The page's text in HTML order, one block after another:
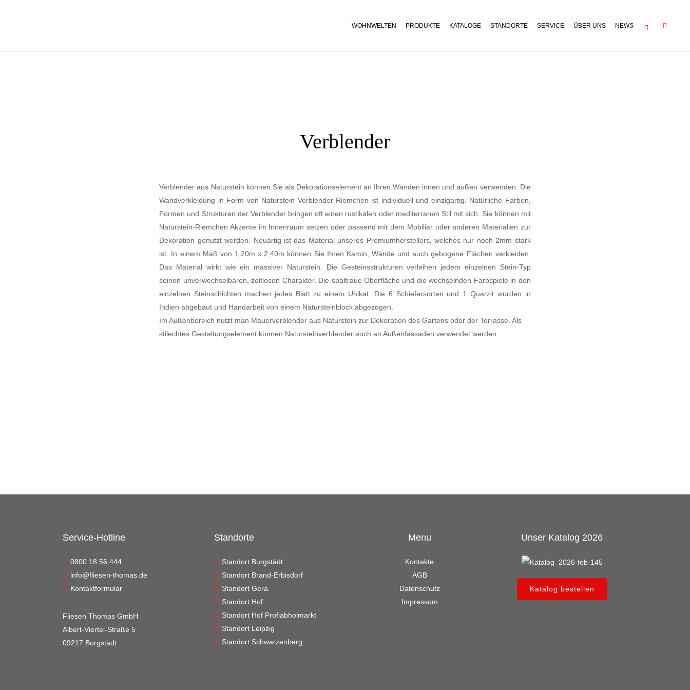
WOHNWELTEN PRODUKTE KATALOGE STANDORTE SERVICE ÜBER UNS NEWS
Verblender
Verblender aus Naturstein können Sie als Dekorationselement an Ihren Wänden innen und außen verwenden. Die
Wandverkleidung in Form von Naturstein Verblender Riemchen ist individuell und einzigartig. Natürliche Farben,
Formen und Strukturen der Verblender bringen oft einen rustikalen oder mediterranen Stil mit sich. Sie können mit
Naturstein-Riemchen Akzente im Innenraum setzen oder passend mit dem Mobiliar oder anderen Materialien zur
Dekoration genutzt werden. Neuartig ist das Material unseres Premiumherstellers, welches nur noch 2mm stark
ist. In einem Maß von 1,20m x 2,40m können Sie Ihren Kamin, Wände und auch gebogene Flächen verkleiden.
Das Material wirkt wie ein massiver Naturstein. Die Gesteinsstrukturen verleihen jedem einzelnen Stein-Typ
seinen unverwechselbaren, zeitlosen Charakter. Die spaltraue Oberfläche und die wechselnden Farbspiele in den
einzelnen Steinschichten machen jedes Blatt zu einem Unikat. Die 6 Schiefersorten und 1 Quarzit wurden in
Indien abgebaut und Handarbeit von einem Natursteinblock abgezogen.
Im Außenbereich nutzt man Mauerverblender aus Naturstein zur Dekoration des Gartens oder der Terrasse. Als
stilechtes Gestaltungselement können Natursteinverblender auch an Außenfassaden verwendet werden.
Service-Hotline
0800 18 56 444
info@fliesen-thomas.de
Kontaktformular
Fliesen Thomas GmbH
Albert-Viertel-Straße 5
09217 Burgstädt
Standorte
Standort Burgstädt
Standort Brand-Erbisdorf
Standort Gera
Standort Hof
Standort Hof Profiabholmarkt
Standort Leipzig
Standort Schwarzenberg
Menu
Kontakte
AGB
Datenschutz
Impressum
Unser Katalog 2026
Katalog bestellen